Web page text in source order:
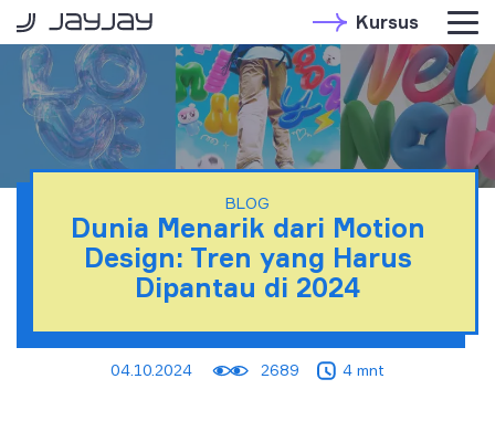
Kursus
BLOG
Dunia Menarik dari Motion
Design: Tren yang Harus
Dipantau di 2024
04.10.2024 2689 4 mnt